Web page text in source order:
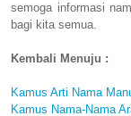
semoga informasi
bagi kita semua.
Kembali Menuju :
Kamus Arti Nama
Kamus Nama-Nama